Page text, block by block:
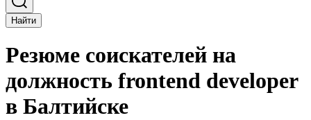
Найти
Резюме соискателей на
должность frontend developer
в Балтийске